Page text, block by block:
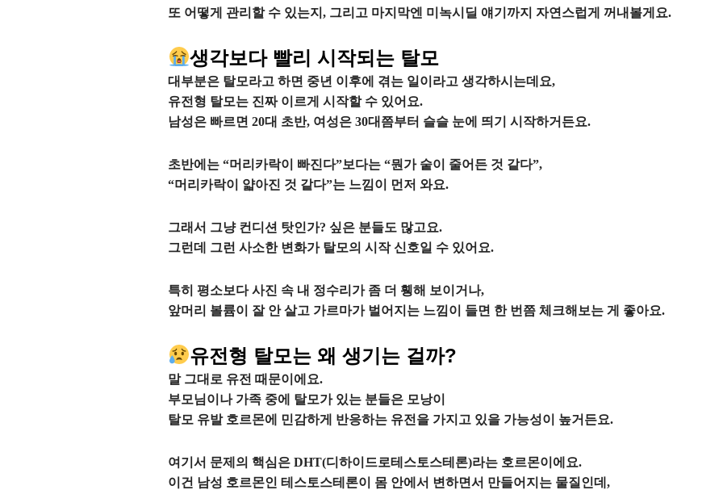
또 어떻게 관리할 수 있는지, 그리고 마지막엔 미녹시딜 얘기까지 자연스럽게 꺼내볼게요.
생각보다 빨리 시작되는 탈모
대부분은 탈모라고 하면 중년 이후에 겪는 일이라고 생각하시는데요,
유전형 탈모는 진짜 이르게 시작할 수 있어요.
남성은 빠르면 20대 초반, 여성은 30대쯤부터 슬슬 눈에 띄기 시작하거든요.
초반에는 “머리카락이 빠진다”보다는 “뭔가 숱이 줄어든 것 같다”,
“머리카락이 얇아진 것 같다”는 느낌이 먼저 와요.
그래서 그냥 컨디션 탓인가? 싶은 분들도 많고요.
그런데 그런 사소한 변화가 탈모의 시작 신호일 수 있어요.
특히 평소보다 사진 속 내 정수리가 좀 더 휑해 보이거나,
앞머리 볼륨이 잘 안 살고 가르마가 벌어지는 느낌이 들면 한 번쯤 체크해보는 게 좋아요.
유전형 탈모는 왜 생기는 걸까?
말 그대로 유전 때문이에요.
부모님이나 가족 중에 탈모가 있는 분들은 모낭이
탈모 유발 호르몬에 민감하게 반응하는 유전을 가지고 있을 가능성이 높거든요.
여기서 문제의 핵심은 DHT(디하이드로테스토스테론)라는 호르몬이에요.
이건 남성 호르몬인 테스토스테론이 몸 안에서 변하면서 만들어지는 물질인데,